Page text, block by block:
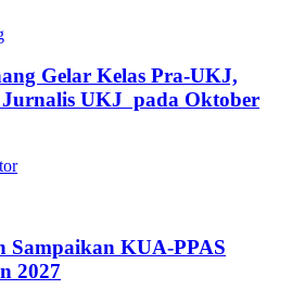
Gelar Kelas Pra-UKJ,
UKJ pada Oktober
Sampaikan KUA-PPAS
2027